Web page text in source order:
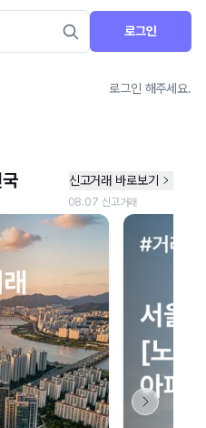
로그인
로그인 해주세요.
연결 안내
않아 지도를 불러올 수 없습니다.
려 죄송합니다.